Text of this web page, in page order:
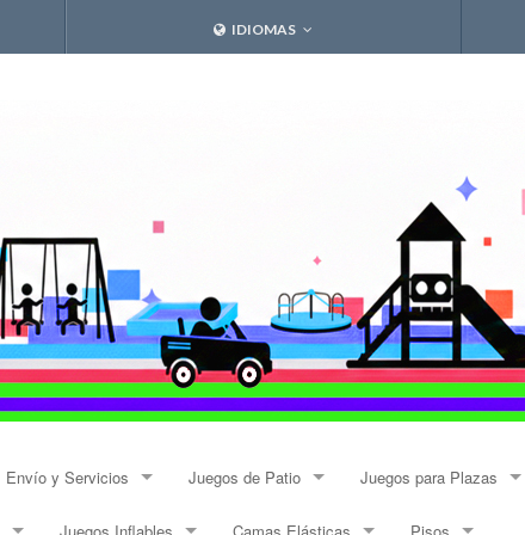
IDIOMAS
Envío y Servicios Juegos de Patio Juegos para Plazas